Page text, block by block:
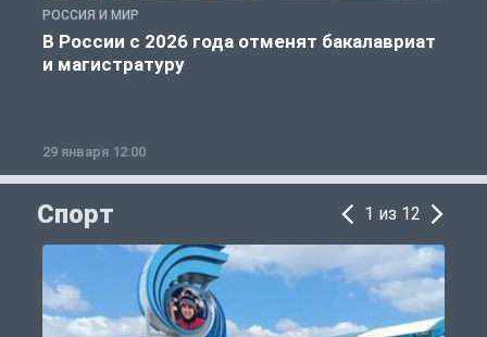
РОССИЯ И МИР
В России с 2026 года отменят бакалавриат
и магистратуру
29 января 12:00
Спорт 1 из 12